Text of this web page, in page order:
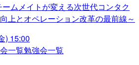
ームメイトが変える次世代コンタク
上とオペレーション改革の最前線～
) 15:00
一覧勉強会一覧